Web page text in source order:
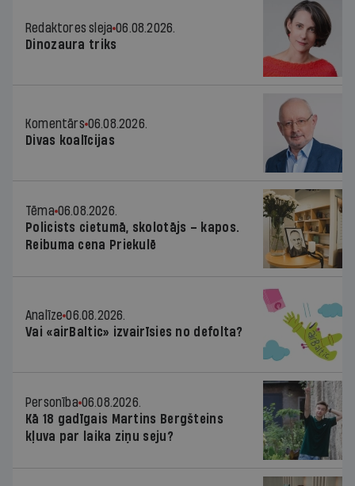
Redaktores sleja 06.08.2026.
Dinozaura triks
Komentārs 06.08.2026.
Divas koalīcijas
Tēma 06.08.2026.
Policists cietumā, skolotājs – kapos.
Reibuma cena Priekulē
Analīze 06.08.2026.
Vai «airBaltic» izvairīsies no defolta?
Personība 06.08.2026.
Kā 18 gadīgais Martins Bergšteins
kļuva par laika ziņu seju?